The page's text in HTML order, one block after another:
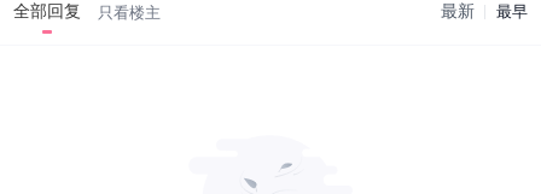
全部回复 只看楼主 最新 最早